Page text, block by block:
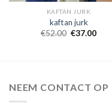
KAFTAN JURK
kaftan jurk
€52.00 €37.00
NEEM CONTACT OP